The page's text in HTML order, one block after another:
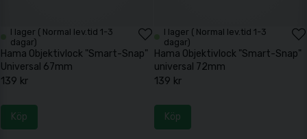
I lager ( Normal lev.tid 1-3
dagar)
Hama Objektivlock "Smart-Snap"
Universal 67mm
139 kr
Köp
I lager ( Normal lev.tid 1-3
dagar)
Hama Objektivlock "Smart-Snap"
universal 72mm
139 kr
Köp